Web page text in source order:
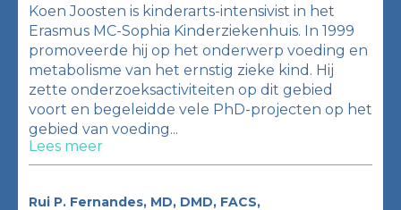
Koen Joosten is kinderarts-intensivist in het
Erasmus MC-Sophia Kinderziekenhuis. In 1999
promoveerde hij op het onderwerp voeding en
metabolisme van het ernstig zieke kind. Hij
zette onderzoeksactiviteiten op dit gebied
voort en begeleidde vele PhD-projecten op het
gebied van voeding...
Lees meer
Rui P. Fernandes, MD, DMD, FACS,